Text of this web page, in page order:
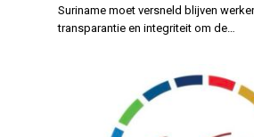
Suriname moet versneld blijven
transparantie en integriteit om de…